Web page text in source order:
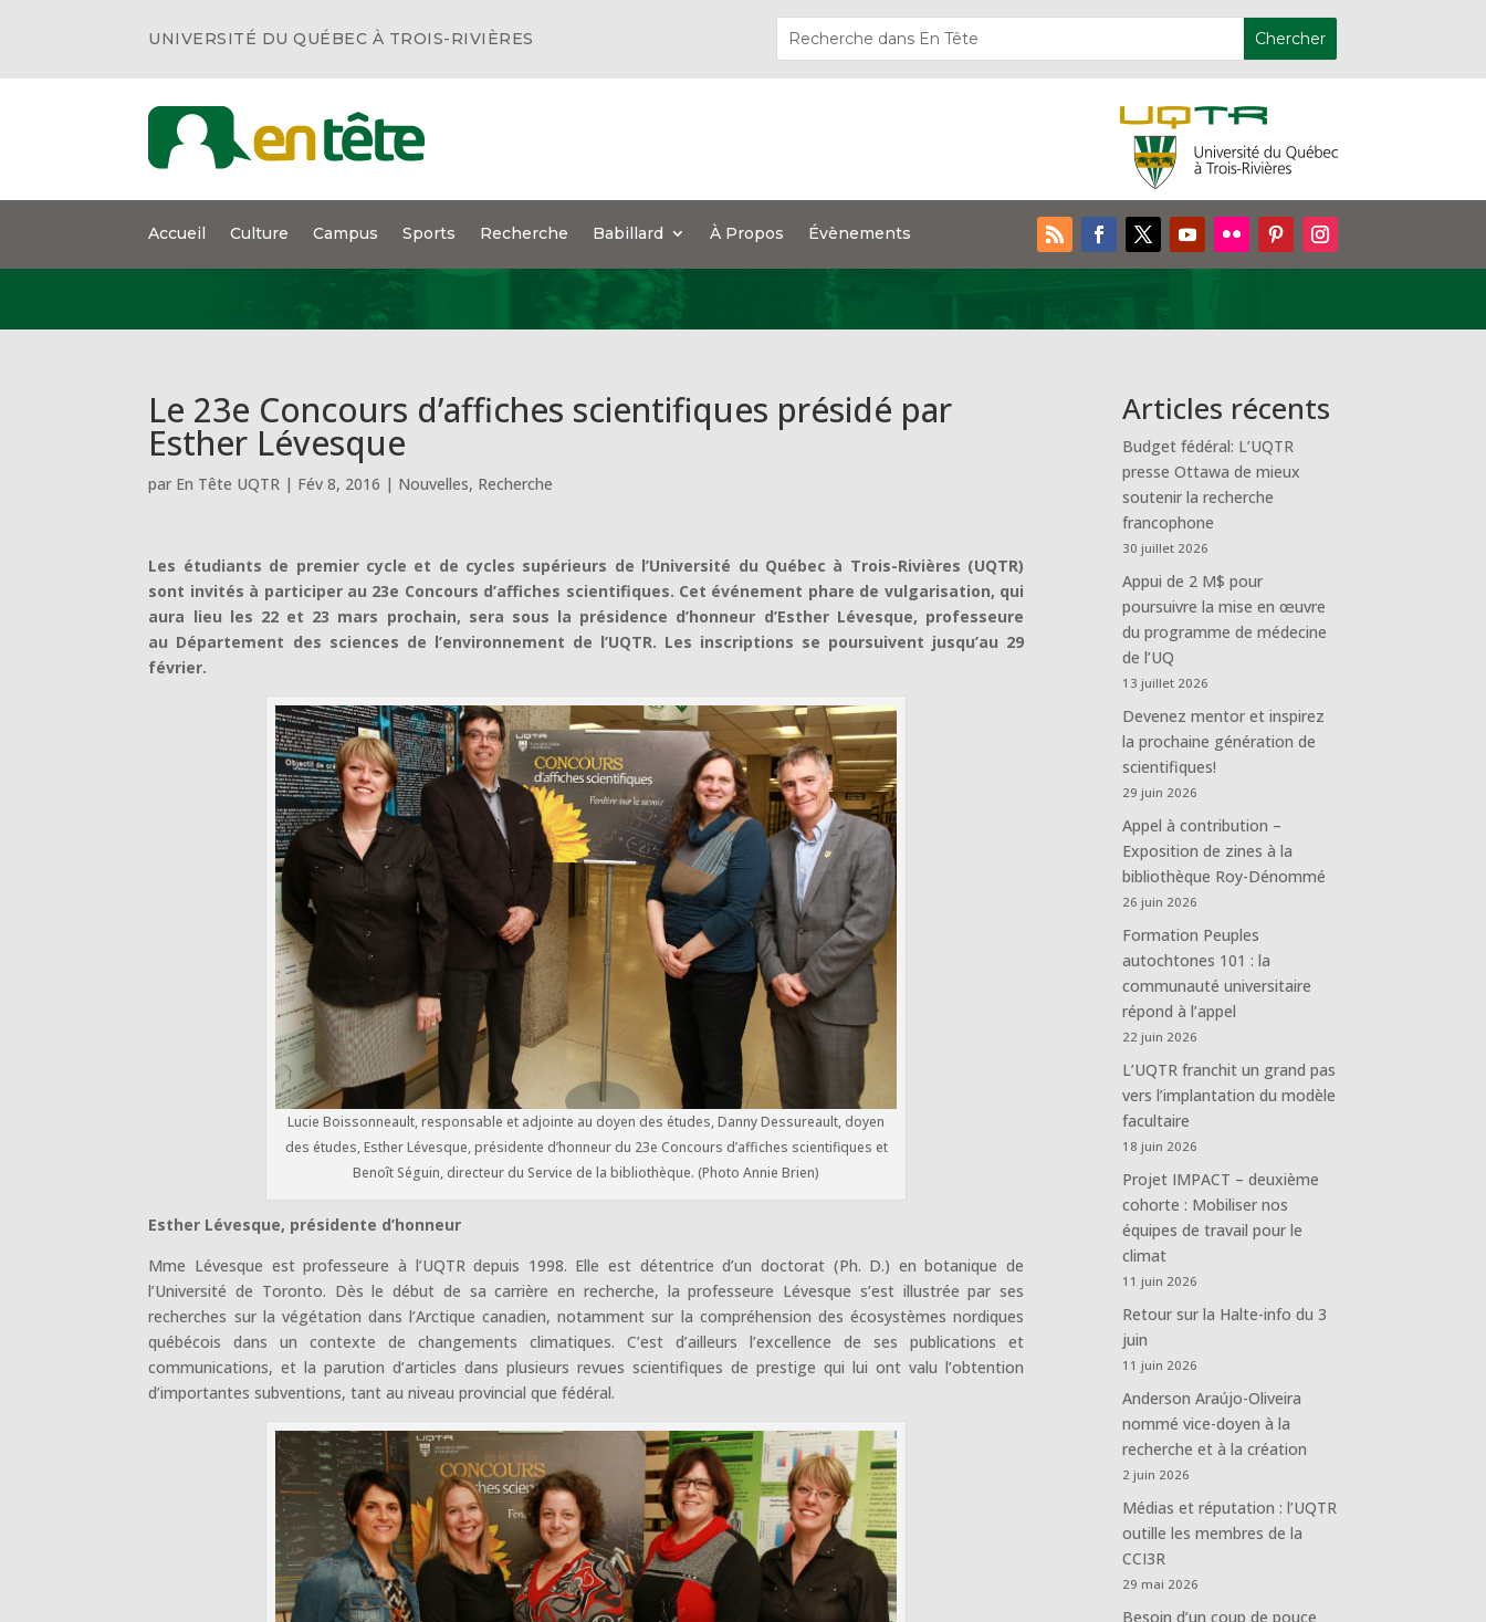
UNIVERSITÉ DU QUÉBEC À TROIS-RIVIÈRES
Accueil Culture Campus Sports Recherche Babillard À Propos Évènements
Le 23e Concours d’affiches scientifiques présidé par
Esther Lévesque
par En Tête UQTR | Fév 8, 2016 | Nouvelles, Recherche
Les étudiants de premier cycle et de cycles supérieurs de l’Université du Québec à Trois-Rivières (UQTR)
sont invités à participer au 23e Concours d’affiches scientifiques. Cet événement phare de vulgarisation, qui
aura lieu les 22 et 23 mars prochain, sera sous la présidence d’honneur d’Esther Lévesque, professeure
au Département des sciences de l’environnement de l’UQTR. Les inscriptions se poursuivent jusqu’au 29
février.
Lucie Boissonneault, responsable et adjointe au doyen des études, Danny Dessureault, doyen
des études, Esther Lévesque, présidente d’honneur du 23e Concours d’affiches scientifiques et
Benoît Séguin, directeur du Service de la bibliothèque. (Photo Annie Brien)
Esther Lévesque, présidente d’honneur
Mme Lévesque est professeure à l’UQTR depuis 1998. Elle est détentrice d’un doctorat (Ph. D.) en botanique de
l’Université de Toronto. Dès le début de sa carrière en recherche, la professeure Lévesque s’est illustrée par ses
recherches sur la végétation dans l’Arctique canadien, notamment sur la compréhension des écosystèmes nordiques
québécois dans un contexte de changements climatiques. C’est d’ailleurs l’excellence de ses publications et
communications, et la parution d’articles dans plusieurs revues scientifiques de prestige qui lui ont valu l’obtention
d’importantes subventions, tant au niveau provincial que fédéral.
Articles récents
Budget fédéral: L’UQTR
presse Ottawa de mieux
soutenir la recherche
francophone
30 juillet 2026
Appui de 2 M$ pour
poursuivre la mise en œuvre
du programme de médecine
de l’UQ
13 juillet 2026
Devenez mentor et inspirez
la prochaine génération de
scientifiques!
29 juin 2026
Appel à contribution –
Exposition de zines à la
bibliothèque Roy-Dénommé
26 juin 2026
Formation Peuples
autochtones 101 : la
communauté universitaire
répond à l’appel
22 juin 2026
L’UQTR franchit un grand pas
vers l’implantation du modèle
facultaire
18 juin 2026
Projet IMPACT – deuxième
cohorte : Mobiliser nos
équipes de travail pour le
climat
11 juin 2026
Retour sur la Halte-info du 3
juin
11 juin 2026
Anderson Araújo-Oliveira
nommé vice-doyen à la
recherche et à la création
2 juin 2026
Médias et réputation : l’UQTR
outille les membres de la
CCI3R
29 mai 2026
Besoin d’un coup de pouce